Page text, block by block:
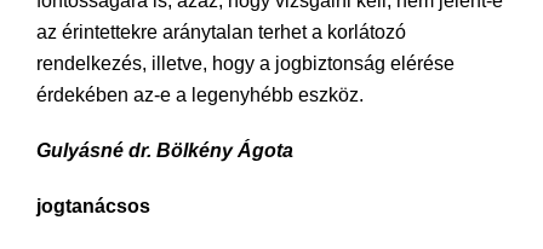
az érintettekre aránytalan terhet a korlátozó
rendelkezés, illetve, hogy a jogbiztonság elérése
érdekében az-e a legenyhébb eszköz.
Gulyásné dr. Bölkény Ágota
jogtanácsos